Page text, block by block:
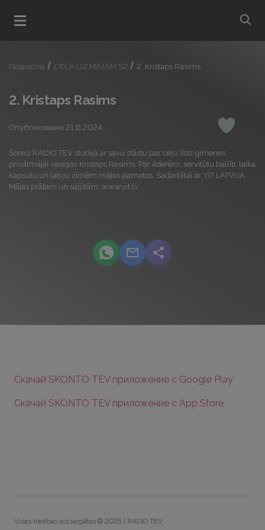
Открыть меню
Подкасты CEĻĀ UZ MĀJĀM S2 2. Kristaps Rasims
2. Kristaps Rasims
Опубликовано 21.11.2024
Šoreiz RADIO TEV studijā ar savu stāstu par ceļu līdz ģimenes
privātmājai viesojas Kristaps Rasims. Par āderēm, servitūtu ballīti, laika
kapsulu un latvju zīmēm mājas pamatos. Sadarbībā ar YIT LATVIJA.
Mājas prātam un sajūtām. www.yit.lv
podcast.share-title WhatsApp
podcast.share-title Email
podcast.share-title
Скачай SKONTO TEV приложение с Google Play
Скачай SKONTO TEV приложение с App Store
Visas tiesības aizsargātas © 2025 | RADIO TEV